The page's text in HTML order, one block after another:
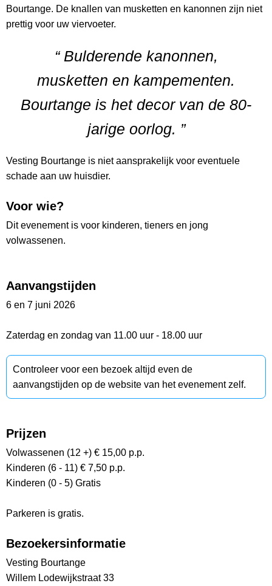
Bourtange. De knallen van musketten en kanonnen zijn niet
prettig voor uw viervoeter.
“ Bulderende kanonnen,
musketten en kampementen.
Bourtange is het decor van de 80-
jarige oorlog. ”
Vesting Bourtange is niet aansprakelijk voor eventuele
schade aan uw huisdier.
Voor wie?
Dit evenement is voor kinderen, tieners en jong
volwassenen.
Aanvangstijden
6 en 7 juni 2026
Zaterdag en zondag van 11.00 uur - 18.00 uur
Controleer voor een bezoek altijd even de
aanvangstijden op de website van het evenement zelf.
Prijzen
Volwassenen (12 +) € 15,00 p.p.
Kinderen (6 - 11) € 7,50 p.p.
Kinderen (0 - 5) Gratis
Parkeren is gratis.
Bezoekersinformatie
Vesting Bourtange
Willem Lodewijkstraat 33